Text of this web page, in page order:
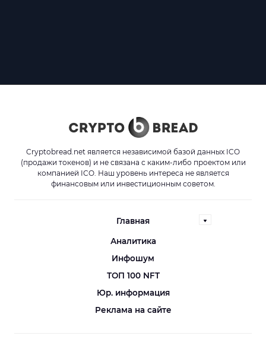
Cryptobread.net является независимой базой данных ICO
(продажи токенов) и не связана с каким-либо проектом или
компанией ICO. Наш уровень интереса не является
финансовым или инвестиционным советом.
Главная
Аналитика
Инфошум
ТОП 100 NFT
Юр. информация
Реклама на сайте